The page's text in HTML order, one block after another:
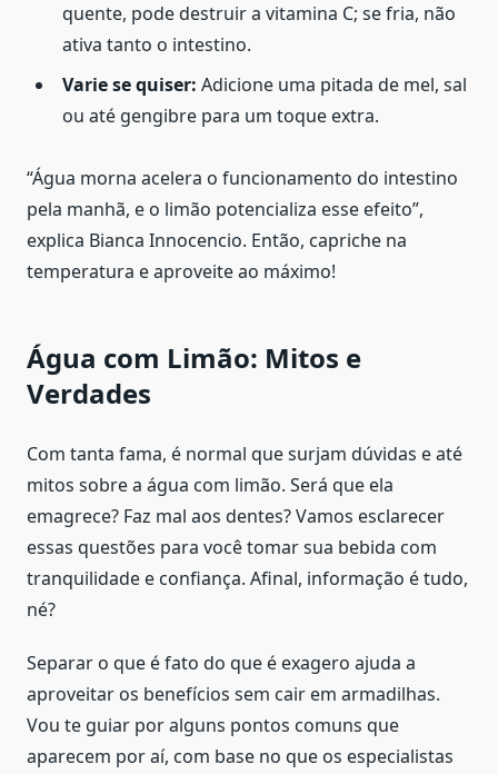
quente, pode destruir a vitamina C; se fria, não
ativa tanto o intestino.
Varie se quiser: Adicione uma pitada de mel, sal
ou até gengibre para um toque extra.
“Água morna acelera o funcionamento do intestino
pela manhã, e o limão potencializa esse efeito”,
explica Bianca Innocencio. Então, capriche na
temperatura e aproveite ao máximo!
Água com Limão: Mitos e
Verdades
Com tanta fama, é normal que surjam dúvidas e até
mitos sobre a água com limão. Será que ela
emagrece? Faz mal aos dentes? Vamos esclarecer
essas questões para você tomar sua bebida com
tranquilidade e confiança. Afinal, informação é tudo,
né?
Separar o que é fato do que é exagero ajuda a
aproveitar os benefícios sem cair em armadilhas.
Vou te guiar por alguns pontos comuns que
aparecem por aí, com base no que os especialistas